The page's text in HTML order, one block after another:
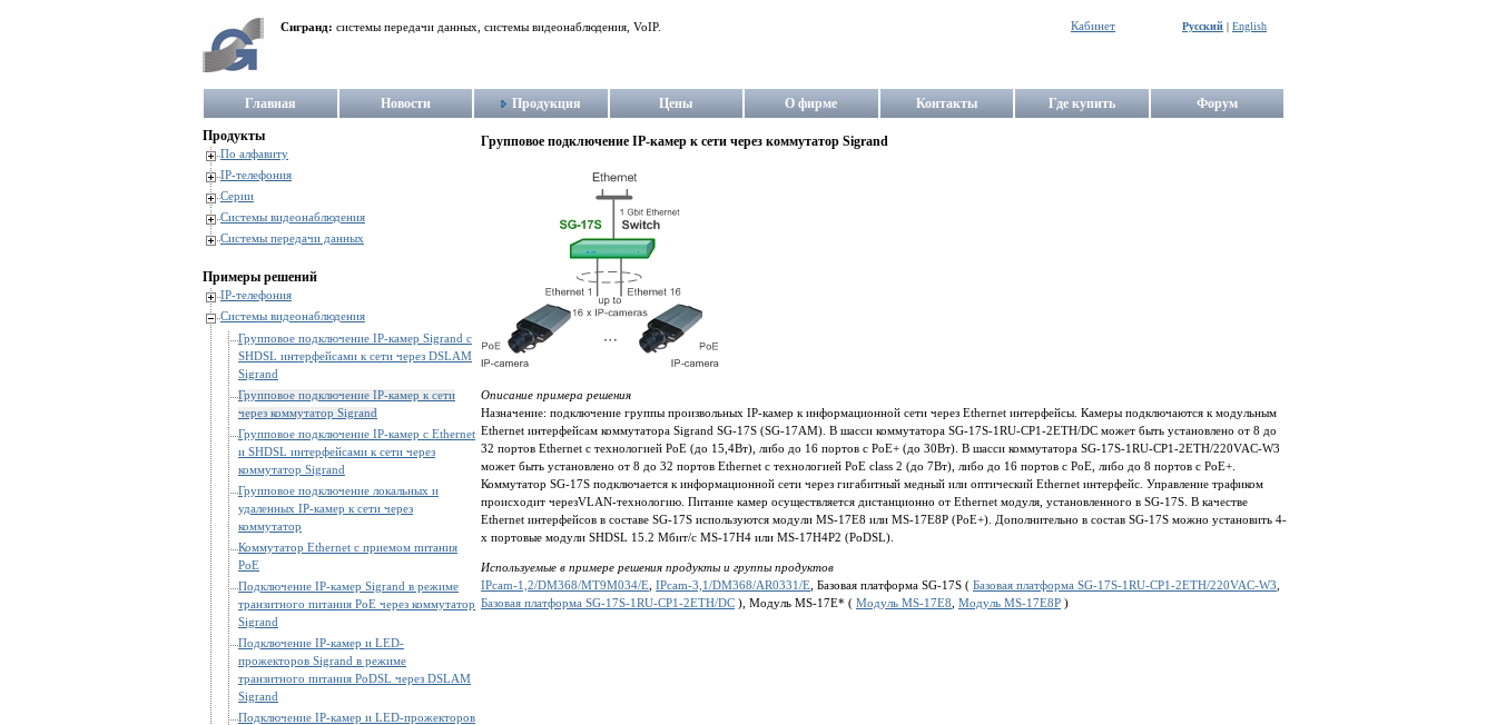
Сигранд: системы передачи данных, системы видеонаблюдения, VoIP. Кабинет Русский | English
Главная Новости Продукция Цены О фирме Контакты Где купить Форум
Продукты
По алфавиту
IP-телефония
Серии
Системы видеонаблюдения
Системы передачи данных
Примеры решений
IP-телефония
Системы видеонаблюдения
Групповое подключение IP-камер Sigrand c
SHDSL интерфейсами к сети через DSLAM
Sigrand
Групповое подключение IP-камер к сети
через коммутатор Sigrand
Групповое подключение IP-камер с Ethernet
и SHDSL интерфейсами к сети через
коммутатор Sigrand
Групповое подключение локальных и
удаленных IP-камер к сети через
коммутатор
Коммутатор Ethernet с приемом питания
PoE
Подключение IP-камер Sigrand в режиме
транзитного питания PoE через коммутатор
Sigrand
Подключение IP-камер и LED-
прожекторов Sigrand в режиме
транзитного питания PoDSL через DSLAM
Sigrand
Подключение IP-камер и LED-прожекторов
Групповое подключение IP-камер к сети через коммутатор Sigrand
Описание примера решения
Назначение: подключение группы произвольных IP-камер к информационной сети через Ethernet интерфейсы. Камеры подключаются к модульным
Ethernet интерфейсам коммутатора Sigrand SG-17S (SG-17AM). В шасси коммутатора SG-17S-1RU-CP1-2ETH/DC может быть установлено от 8 до
32 портов Ethernet с технологией PoE (до 15,4Вт), либо до 16 портов с PoE+ (до 30Вт). В шасси коммутатора SG-17S-1RU-CP1-2ETH/220VAC-W3
может быть установлено от 8 до 32 портов Ethernet с технологией PoE class 2 (до 7Вт), либо до 16 портов с PoE, либо до 8 портов с PoE+.
Коммутатор SG-17S подключается к информационной сети через гигабитный медный или оптический Ethernet интерфейс. Управление трафиком
происходит черезVLAN-технологию. Питание камер осуществляется дистанционно от Ethernet модуля, установленного в SG-17S. В качестве
Ethernet интерфейсов в составе SG-17S используются модули MS-17E8 или MS-17E8P (PoE+). Дополнительно в состав SG-17S можно установить 4-
х портовые модули SHDSL 15.2 Мбит/c MS-17H4 или MS-17H4P2 (PoDSL).
Используемые в примере решения продукты и группы продуктов
IPcam-1,2/DM368/MT9M034/E IPcam-3,1/DM368/AR0331/E , Базовая платформа SG-17S ( Базовая платформа SG-17S-1RU-CP1-2ETH/220VAC-W3
Базовая платформа SG-17S-1RU-CP1-2ETH/DC ), Модуль MS-17E* ( Модуль MS-17E8 Модуль MS-17E8P )